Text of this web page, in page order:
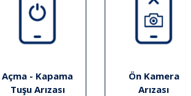
Açma - Kapama
Tuşu Arızası
Ön Kamera
Arızası